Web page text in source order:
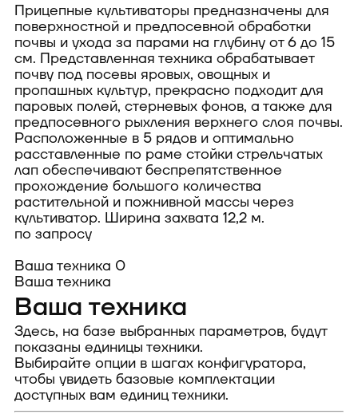
Прицепные культиваторы предназначены для
поверхностной и предпосевной обработки
почвы и ухода за парами на глубину от 6 до 15
см. Представленная техника обрабатывает
почву под посевы яровых, овощных и
пропашных культур, прекрасно подходит для
паровых полей, стерневых фонов, а также для
предпосевного рыхления верхнего слоя почвы.
Расположенные в 5 рядов и оптимально
расставленные по раме стойки стрельчатых
лап обеспечивают беспрепятственное
прохождение большого количества
растительной и пожнивной массы через
культиватор. Ширина захвата 12,2 м.
по запросу
Ваша техника 0
Ваша техника
Ваша техника
Здесь, на базе выбранных параметров, будут
показаны единицы техники.
Выбирайте опции в шагах конфигуратора,
чтобы увидеть базовые комплектации
доступных вам единиц техники.